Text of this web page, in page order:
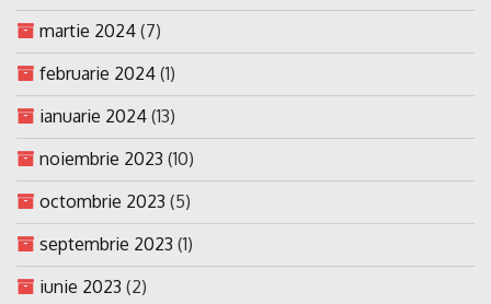
martie 2024 (7)
februarie 2024 (1)
ianuarie 2024 (13)
noiembrie 2023 (10)
octombrie 2023 (5)
septembrie 2023 (1)
iunie 2023 (2)